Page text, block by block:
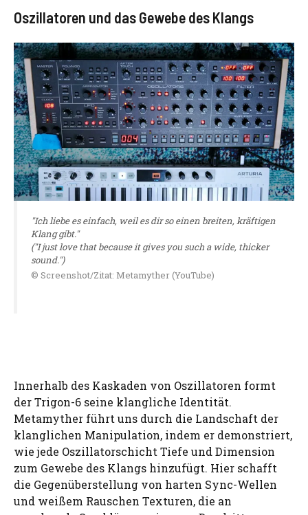
Oszillatoren und das Gewebe des Klangs
"Ich liebe es einfach, weil es dir so einen breiten, kräftigen
Klang gibt."
("I just love that because it gives you such a wide, thicker
sound.")
© Screenshot/Zitat: Metamyther (YouTube)
Innerhalb des Kaskaden von Oszillatoren formt
der Trigon-6 seine klangliche Identität.
Metamyther führt uns durch die Landschaft der
klanglichen Manipulation, indem er demonstriert,
wie jede Oszillatorschicht Tiefe und Dimension
zum Gewebe des Klangs hinzufügt. Hier schafft
die Gegenüberstellung von harten Sync-Wellen
und weißem Rauschen Texturen, die an